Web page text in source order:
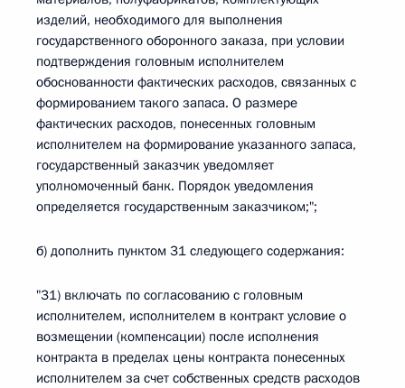
изделий, необходимого для выполнения
государственного оборонного заказа, при условии
подтверждения головным исполнителем
обоснованности фактических расходов, связанных с
формированием такого запаса. О размере
фактических расходов, понесенных головным
исполнителем на формирование указанного запаса,
государственный заказчик уведомляет
уполномоченный банк. Порядок уведомления
определяется государственным заказчиком;";
б) дополнить пунктом 31 следующего содержания:
"31) включать по согласованию с головным
исполнителем, исполнителем в контракт условие о
возмещении (компенсации) после исполнения
контракта в пределах цены контракта понесенных
исполнителем за счет собственных средств расходов